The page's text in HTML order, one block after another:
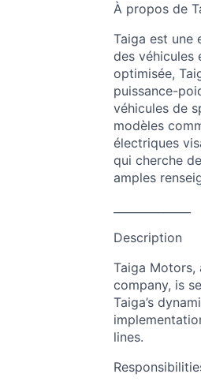
À propos de
Taiga est une
des véhicules
optimisée,
puissance-
véhicules de
modèles
électriques
qui cherche
amples
Description
Taiga
company, is
Taiga’s
lines.